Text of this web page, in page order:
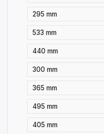
295 mm
533 mm
440 mm
300 mm
365 mm
495 mm
405 mm